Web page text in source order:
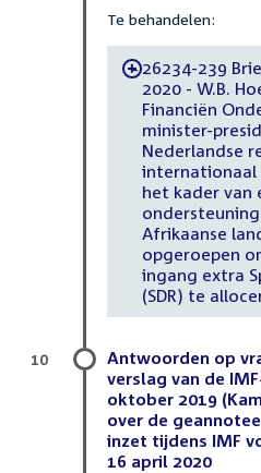
Te behandelen:
-26234-239
2020 - W.B.
Financiën
minister-
Nederlandse
internationaal
het kader van
Afrikaanse
opgeroepen
ingang extra
(SDR) te
Antwoorden op
verslag van de
oktober 2019
over de
inzet tijdens IMF
16 april 2020
10